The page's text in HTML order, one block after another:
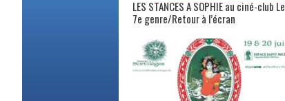
LES STANCES A SOPHIE au ciné-club Le
7e genre/Retour à l’écran